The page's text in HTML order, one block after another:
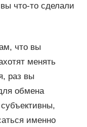
что-то сделали
что вы
менять
раз вы
обмена
именно